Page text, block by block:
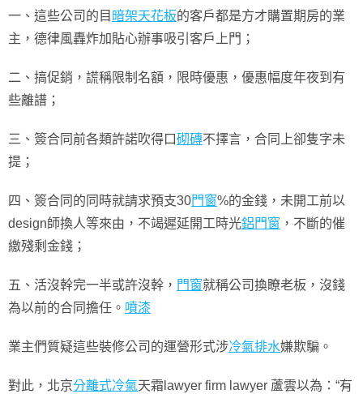
一、這些公司的目 暗架天花板的客戶都是方才購置期房的業
主，德律風轟炸加貼心辦事吸引客戶上門；
二、搞促銷，謊稱限制名額，限時優惠，優惠幅度年夜到有
些離譜；
三、簽合同前各類許諾吹得口砌磚不擇言，合同上卻隻字未
提；
四、簽合同的同時就請求預支30門窗%的金錢，未開工前以
design師換人等來由，不竭遲延開工時光鋁門窗 ，不斷的催
繳殘剩金錢；
五、活沒幹完一半或許沒幹， 門窗就稱公司換瞭老板，沒錢
為以前的合同擔任。 噴漆
業主們質疑這些裝修公司的運營形式涉冷氣排水嫌欺騙。
對此，北京分離式冷氣天霜lawyer firm lawyer 蘆雲以為：“有